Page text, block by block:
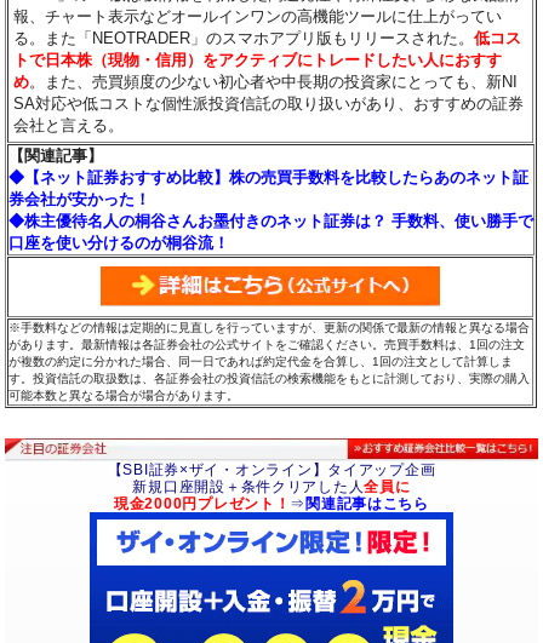
報、チャート表示などオールインワンの高機能ツールに仕上がってい
る。また「NEOTRADER」のスマホアプリ版もリリースされた。低コス
トで日本株（現物・信用）をアクティブにトレードしたい人におすす
め。また、売買頻度の少ない初心者や中長期の投資家にとっても、新NI
SA対応や低コストな個性派投資信託の取り扱いがあり、おすすめの証券
会社と言える。
【関連記事】
◆【ネット証券おすすめ比較】株の売買手数料を比較したらあのネット証
券会社が安かった！
◆株主優待名人の桐谷さんお墨付きのネット証券は？ 手数料、使い勝手で
口座を使い分けるのが桐谷流！
※手数料などの情報は定期的に見直しを行っていますが、更新の関係で最新の情報と異なる場合
があります。最新情報は各証券会社の公式サイトをご確認ください。売買手数料は、1回の注文
が複数の約定に分かれた場合、同一日であれば約定代金を合算し、1回の注文として計算しま
す。投資信託の取扱数は、各証券会社の投資信託の検索機能をもとに計測しており、実際の購入
可能本数と異なる場合が場合があります。
【SBI証券×ザイ・オンライン】タイアップ企画
新規口座開設＋条件クリアした人全員に
現金2000円プレゼント！ ⇒ 関連記事はこちら